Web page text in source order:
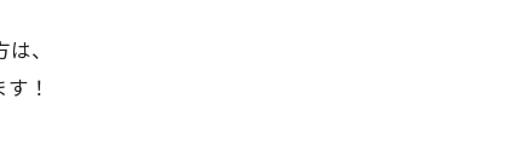
、
！